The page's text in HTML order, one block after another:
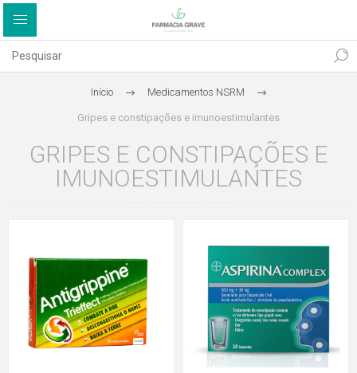
Início Medicamentos NSRM
Gripes e constipações e imunoestimulantes
GRIPES E CONSTIPAÇÕES E
IMUNOESTIMULANTES